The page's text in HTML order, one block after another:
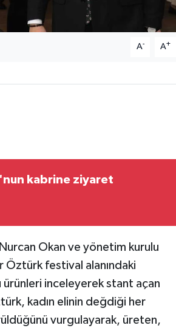
A- A+
kabrine ziyaret
Nurcan Okan ve yönetim kurulu
Öztürk festival alanındaki
inceleyerek stant açan
kadın elinin değdiği her
vurgulayarak, üreten,